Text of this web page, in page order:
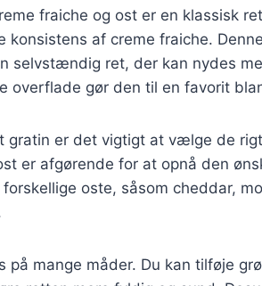
fraiche og ost er en klassisk
konsistens af creme fraiche.
selvstændig ret, der kan nydes
overflade gør den til en favorit
gratin er det vigtigt at vælge de
er afgørende for at opnå den
oste, såsom cheddar,
på mange måder. Du kan tilføje